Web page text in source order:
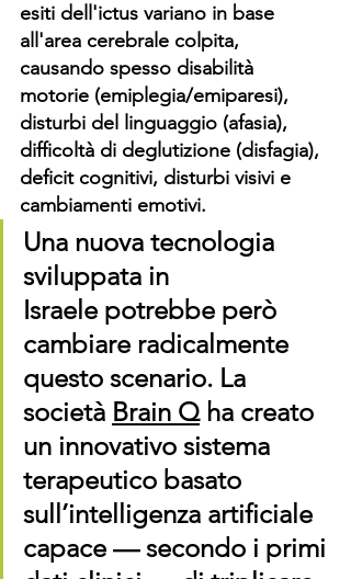
esiti dell'ictus variano in base
all'area cerebrale colpita,
causando spesso disabilità
motorie (emiplegia/emiparesi),
disturbi del linguaggio (afasia),
difficoltà di deglutizione (disfagia),
deficit cognitivi, disturbi visivi e
cambiamenti emotivi.
Una nuova tecnologia
sviluppata in
Israele potrebbe però
cambiare radicalmente
questo scenario. La
società Brain Q ha creato
un innovativo sistema
terapeutico basato
sull’intelligenza artificiale
capace — secondo i primi